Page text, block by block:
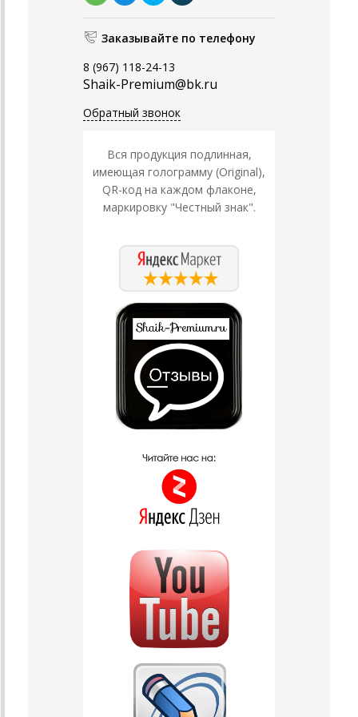
Заказывайте по телефону
8 (967) 118-24-13
Shaik-Premium@bk.ru
Обратный звонок
Вся продукция подлинная,
имеющая голограмму (Original),
QR-код на каждом флаконе,
маркировку "Честный знак".